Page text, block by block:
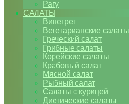
Рагу
САЛАТЫ
Винегрет
Вегетарианские салаты
Греческий салат
Грибные салаты
Корейские салаты
Крабовый салат
Мясной салат
Рыбный салат
Салаты с курицей
Диетические салаты